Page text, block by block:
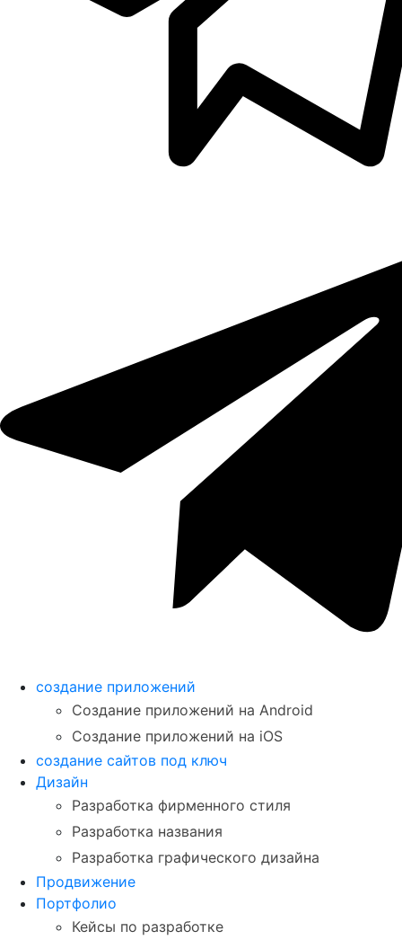
создание приложений
Создание приложений на Android
Создание приложений на iOS
создание сайтов под ключ
Дизайн
Разработка фирменного стиля
Разработка названия
Разработка графического дизайна
Продвижение
Портфолио
Кейсы по разработке